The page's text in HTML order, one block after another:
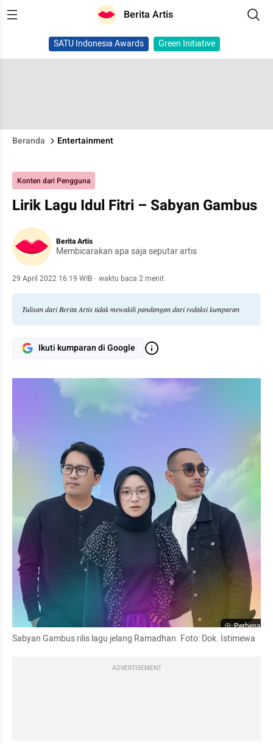
Berita Artis
SATU Indonesia Awards Green Initiative
Beranda Entertainment
Konten dari Pengguna
Lirik Lagu Idul Fitri – Sabyan Gambus
Berita Artis
Membicarakan apa saja seputar artis
29 April 2022 16:19 WIB · waktu baca 2 menit
Tulisan dari Berita Artis tidak mewakili pandangan dari redaksi kumparan
Ikuti kumparan di Google
Perbesar
Sabyan Gambus rilis lagu jelang Ramadhan. Foto: Dok. Istimewa
ADVERTISEMENT